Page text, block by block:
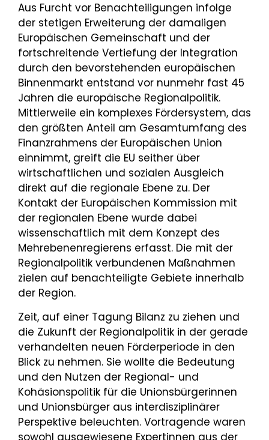
Aus Furcht vor Benachteiligungen infolge
der stetigen Erweiterung der damaligen
Europäischen Gemeinschaft und der
fortschreitende Vertiefung der Integration
durch den bevorstehenden europäischen
Binnenmarkt entstand vor nunmehr fast 45
Jahren die europäische Regionalpolitik.
Mittlerweile ein komplexes Fördersystem, das
den größten Anteil am Gesamtumfang des
Finanzrahmens der Europäischen Union
einnimmt, greift die EU seither über
wirtschaftlichen und sozialen Ausgleich
direkt auf die regionale Ebene zu. Der
Kontakt der Europäischen Kommission mit
der regionalen Ebene wurde dabei
wissenschaftlich mit dem Konzept des
Mehrebenenregierens erfasst. Die mit der
Regionalpolitik verbundenen Maßnahmen
zielen auf benachteiligte Gebiete innerhalb
der Region.
Zeit, auf einer Tagung Bilanz zu ziehen und
die Zukunft der Regionalpolitik in der gerade
verhandelten neuen Förderperiode in den
Blick zu nehmen. Sie wollte die Bedeutung
und den Nutzen der Regional- und
Kohäsionspolitik für die Unionsbürgerinnen
und Unionsbürger aus interdisziplinärer
Perspektive beleuchten. Vortragende waren
sowohl ausgewiesene Expertinnen aus der